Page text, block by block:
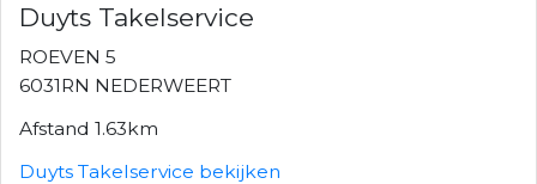
Duyts Takelservice
ROEVEN 5
6031RN NEDERWEERT
Afstand 1.63km
Duyts Takelservice bekijken